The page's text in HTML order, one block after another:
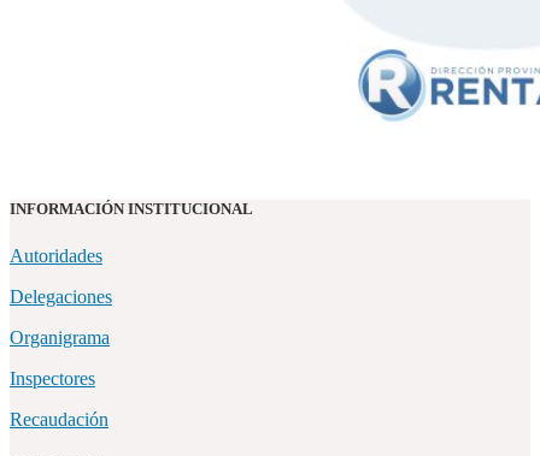
INFORMACIÓN INSTITUCIONAL
Autoridades
Delegaciones
Organigrama
Inspectores
Recaudación